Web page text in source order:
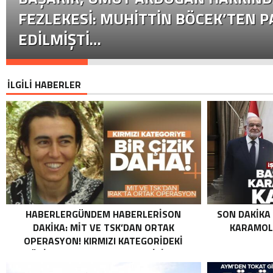
FEZLEKESI: MUHITTIN BÖCEK’TEN
EDILMIŞTI…
İLGİLİ HABERLER
HABERLERGÜNDEM HABERLERISON
DAKIKA: MİT VE TSK’DAN ORTAK
OPERASYON! KIRMIZI KATEGORIDEKI
TERÖRIST NAZLI TAŞPINAR ETKISIZ HALE
SON